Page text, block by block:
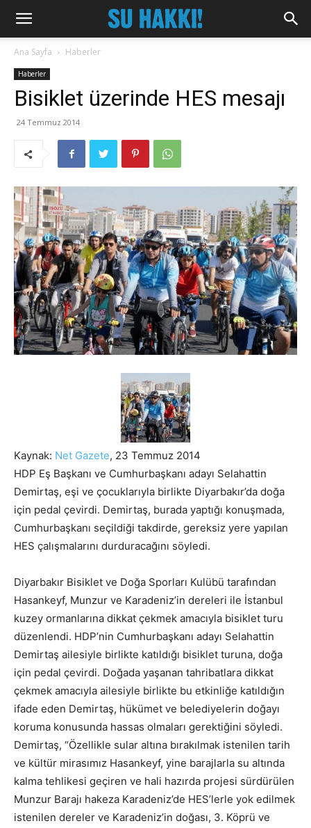
Ana Sayfa Haberler
Haberler
Bisiklet üzerinde HES mesajı
24 Temmuz 2014
Kaynak: Net Gazete, 23 Temmuz 2014
HDP Eş Başkanı ve Cumhurbaşkanı adayı Selahattin
Demirtaş, eşi ve çocuklarıyla birlikte Diyarbakır’da doğa
için pedal çevirdi. Demirtaş, burada yaptığı konuşmada,
Cumhurbaşkanı seçildiği takdirde, gereksiz yere yapılan
HES çalışmalarını durduracağını söyledi.
Diyarbakır Bisiklet ve Doğa Sporları Kulübü tarafından
Hasankeyf, Munzur ve Karadeniz’in dereleri ile İstanbul
kuzey ormanlarına dikkat çekmek amacıyla bisiklet turu
düzenlendi. HDP’nin Cumhurbaşkanı adayı Selahattin
Demirtaş ailesiyle birlikte katıldığı bisiklet turuna, doğa
için pedal çevirdi. Doğada yaşanan tahribatlara dikkat
çekmek amacıyla ailesiyle birlikte bu etkinliğe katıldığın
ifade eden Demirtaş, hükümet ve belediyelerin doğayı
koruma konusunda hassas olmaları gerektiğini söyledi.
Demirtaş, “Özellikle sular altına bırakılmak istenilen tarih
ve kültür mirasımız Hasankeyf, yine barajlarla su altında
kalma tehlikesi geçiren ve hali hazırda projesi sürdürülen
Munzur Barajı hakeza Karadeniz’de HES’lerle yok edilmek
istenilen dereler ve Karadeniz’in doğası, 3. Köprü ve